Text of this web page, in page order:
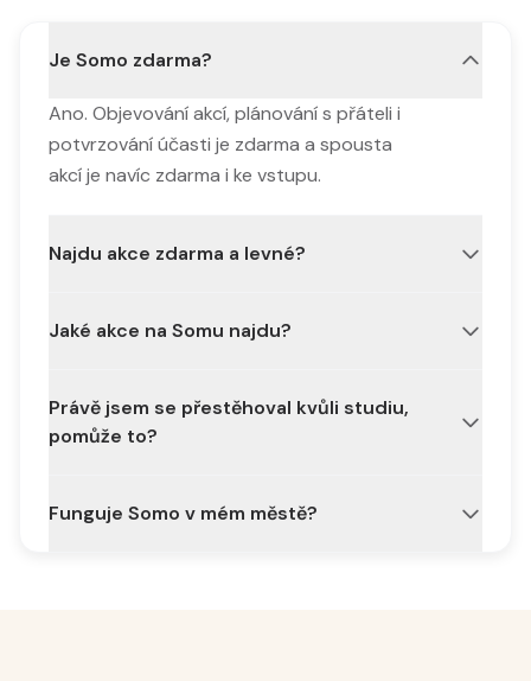
Je Somo zdarma?
Ano. Objevování akcí, plánování s přáteli i
potvrzování účasti je zdarma a spousta
akcí je navíc zdarma i ke vstupu.
Najdu akce zdarma a levné?
týden, aniž byste překročili rozpočet.
Jaké akce na Somu najdu?
kvízy, trhy, univerzitní a bezplatné akce
všech velikostí.
Právě jsem se přestěhoval kvůli studiu,
pomůže to?
vašeho nového kampusu děje, abyste
Funguje Somo v mém městě?